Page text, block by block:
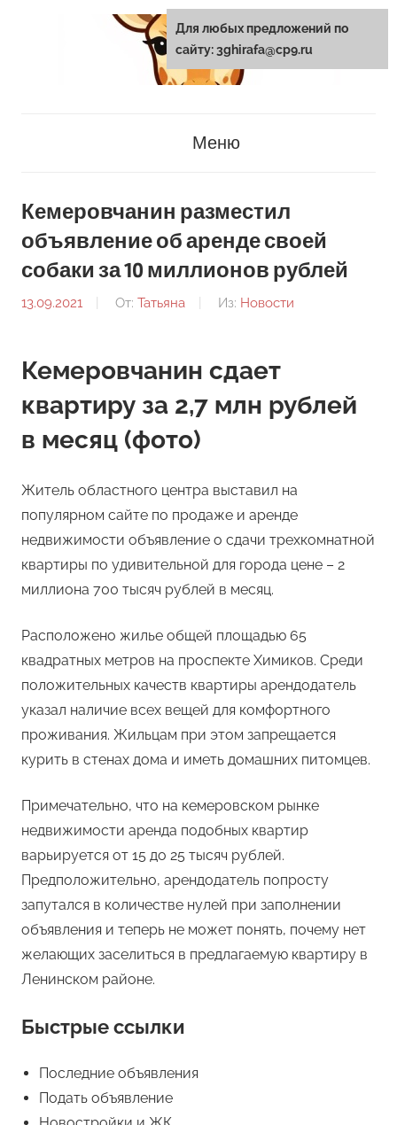
Меню
Кемеровчанин разместил
объявление об аренде своей
собаки за 10 миллионов рублей
13.09.2021 От: Татьяна Из: Новости
Кемеровчанин сдает
квартиру за 2,7 млн рублей
в месяц (фото)
Житель областного центра выставил на
популярном сайте по продаже и аренде
недвижимости объявление о сдачи трехкомнатной
квартиры по удивительной для города цене – 2
миллиона 700 тысяч рублей в месяц.
Расположено жилье общей площадью 65
квадратных метров на проспекте Химиков. Среди
положительных качеств квартиры арендодатель
указал наличие всех вещей для комфортного
проживания. Жильцам при этом запрещается
курить в стенах дома и иметь домашних питомцев.
Примечательно, что на кемеровском рынке
недвижимости аренда подобных квартир
варьируется от 15 до 25 тысяч рублей.
Предположительно, арендодатель попросту
запутался в количестве нулей при заполнении
объявления и теперь не может понять, почему нет
желающих заселиться в предлагаемую квартиру в
Ленинском районе.
Быстрые ссылки
Последние объявления
Подать объявление
Для любых предложений по
сайту: 3ghirafa@cp9.ru